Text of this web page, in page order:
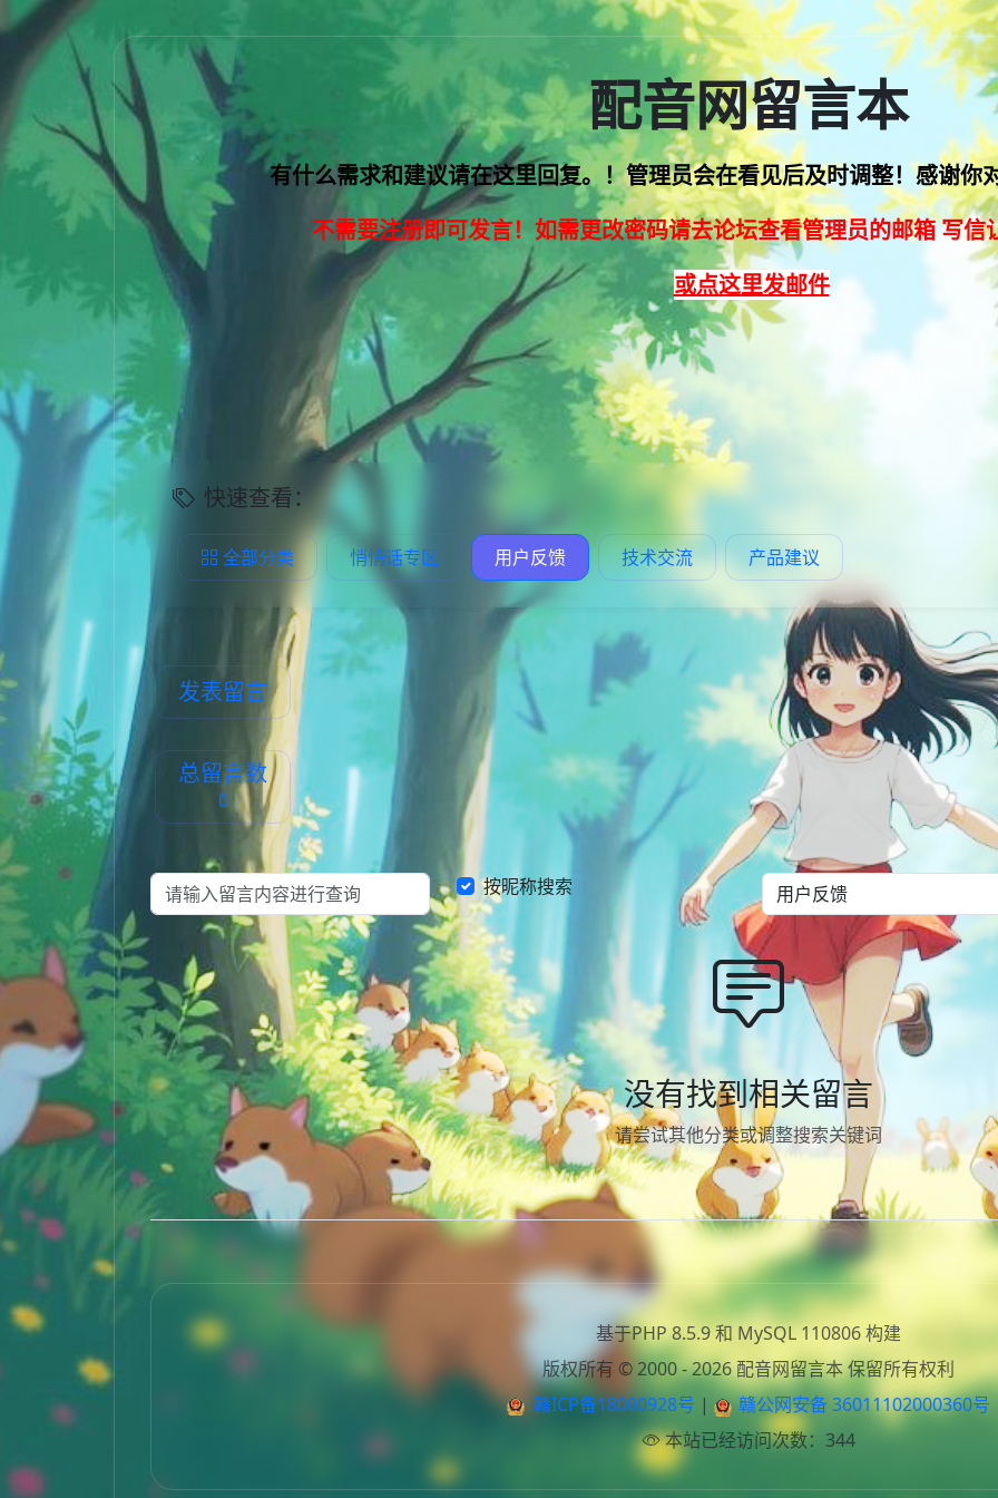
配音网留言本
有什么需求和建议请在这里回复。！管理员会在看见后及时调整！感谢你
不需要注册即可发言！如需更改密码请去论坛查看管理员的邮箱 写信
或点这里发邮件
快速查看：
全部分类 悄悄话专区 用户反馈 技术交流 产品建议
发表留言
总留言数
0
按昵称搜索
没有找到相关留言
请尝试其他分类或调整搜索关键词
基于PHP 8.5.9 和 MySQL 110806 构建
版权所有 © 2000 - 2026 配音网留言本 保留所有权利
赣ICP备18000928号 |
赣公网安备 36011102000360号
本站已经访问次数：344